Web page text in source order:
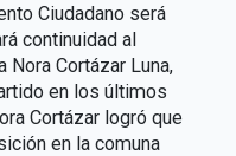
Ciudadano será
continuidad al
Nora Cortázar Luna,
en los últimos
Cortázar logró que
en la comuna